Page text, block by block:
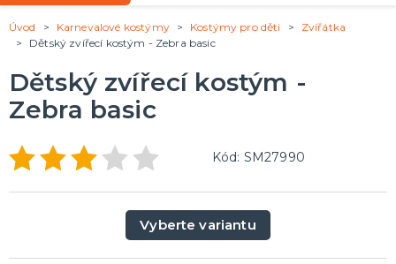
Půjčovna kostýmů
Nafukování balónků
Prodejny
Rozvoz
Párty Blog
Kontakt
PÁRTY DOPLŇKY
Tématické párty
KARNEVALOVÉ KOSTÝMY
Kostýmy pro dospělé
Kostýmy pro děti
DOPLŇKY A MAKEUP
Úvod Karnevalové kostýmy Kostýmy pro děti
Zvířátka
Dětský zvířecí kostým - Zebra basic
Dětský zvířecí kostým -
Zebra basic
Kód: SM27990
Vyberte variantu